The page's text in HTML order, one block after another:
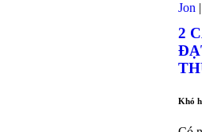
Jon |
2
Khó